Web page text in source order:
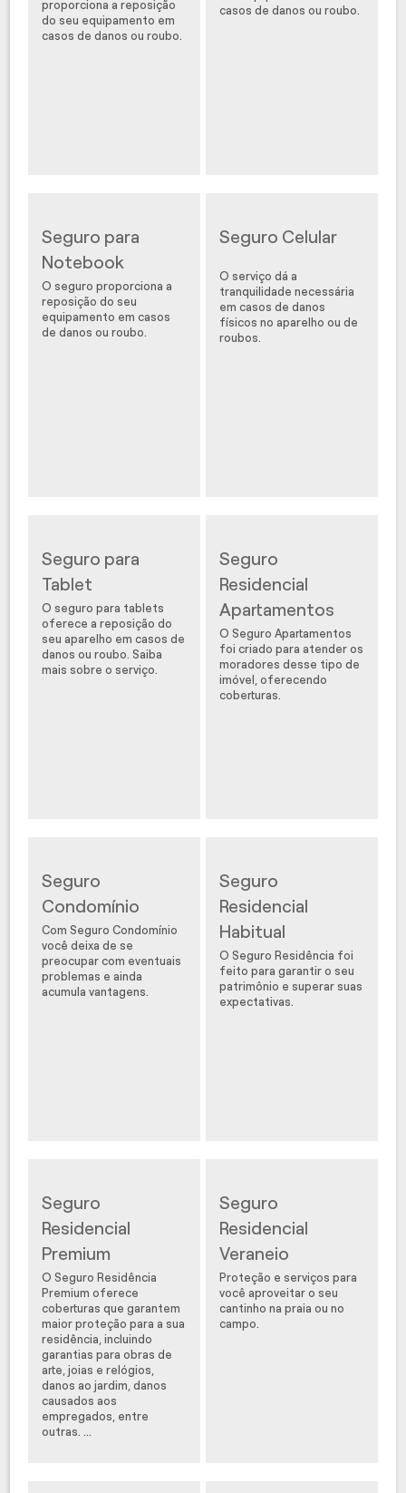
proporciona a reposição
do seu equipamento em
casos de danos ou roubo.
casos de danos ou roubo.
Seguro para
Notebook
O seguro proporciona a
reposição do seu
equipamento em casos
de danos ou roubo.
Seguro Celular
O serviço dá a
tranquilidade necessária
em casos de danos
físicos no aparelho ou de
roubos.
Seguro para
Tablet
O seguro para tablets
oferece a reposição do
seu aparelho em casos de
danos ou roubo. Saiba
mais sobre o serviço.
Seguro
Residencial
Apartamentos
O Seguro Apartamentos
foi criado para atender os
moradores desse tipo de
imóvel, oferecendo
coberturas.
Seguro
Condomínio
Com Seguro Condomínio
você deixa de se
preocupar com eventuais
problemas e ainda
acumula vantagens.
Seguro
Residencial
Habitual
O Seguro Residência foi
feito para garantir o seu
patrimônio e superar suas
expectativas.
Seguro
Residencial
Premium
O Seguro Residência
Premium oferece
coberturas que garantem
maior proteção para a sua
residência, incluindo
garantias para obras de
arte, joias e relógios,
danos ao jardim, danos
causados aos
empregados, entre
outras. ...
Seguro
Residencial
Veraneio
Proteção e serviços para
você aproveitar o seu
cantinho na praia ou no
campo.